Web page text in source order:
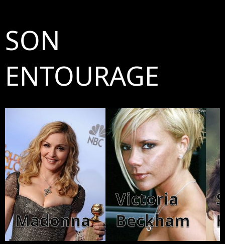
SON
ENTOURAGE
Madonna
Victoria
Beckham